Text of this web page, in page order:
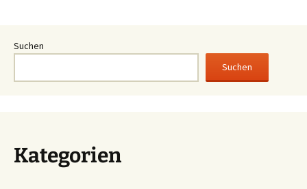
Suchen
Suchen
Kategorien